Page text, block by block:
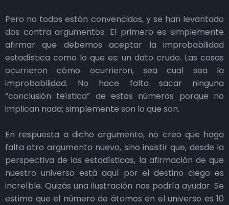
Pero no todos están convencidos, y se han levantado
dos contra argumentos. El primero es simplemente
afirmar que debemos aceptar la improbabilidad
estadística como lo que es: un dato crudo. Las cosas
ocurrieron cómo ocurrieron, sea cual sea la
improbabilidad. No hace falta sacar ninguna
“conclusión teística” de estos números porque no
implican nada; simplemente son lo que son.
En respuesta a dicho argumento, no creo que haga
falta otro argumento nuevo, sino insistir que, desde la
perspectiva de las estadísticas, la afirmación de que
nuestro universo está aquí por el destino ciego es
increíble. Quizás una ilustración nos podría ayudar. Se
estima que el número de átomos en el universo es 10